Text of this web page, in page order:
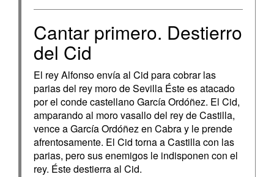
Cantar primero. Destierro
del Cid
El rey Alfonso envía al Cid para cobrar las
parias del rey moro de Sevilla Éste es atacado
por el conde castellano García Ordóñez. El Cid,
amparando al moro vasallo del rey de Castilla,
vence a García Ordóñez en Cabra y le prende
afrentosamente. El Cid torna a Castilla con las
parias, pero sus enemigos le indisponen con el
rey. Éste destierra al Cid.